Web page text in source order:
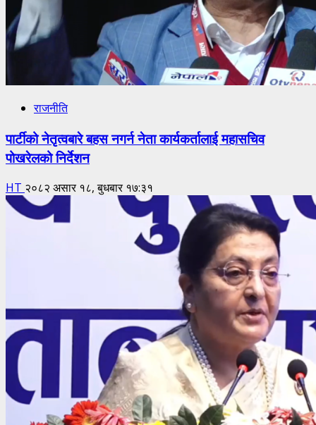
राजनीति
पार्टीको नेतृत्वबारे बहस नगर्न नेता कार्यकर्तालाई महासचिव
पोखरेलको निर्देशन
HT २०८२ असार १८, बुधबार १७:३१